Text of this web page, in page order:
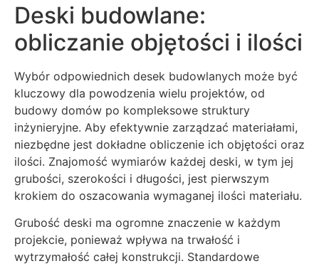
Deski budowlane:
obliczanie objętości i ilości
Wybór odpowiednich desek budowlanych może być
kluczowy dla powodzenia wielu projektów, od
budowy domów po kompleksowe struktury
inżynieryjne. Aby efektywnie zarządzać materiałami,
niezbędne jest dokładne obliczenie ich objętości oraz
ilości. Znajomość wymiarów każdej deski, w tym jej
grubości, szerokości i długości, jest pierwszym
krokiem do oszacowania wymaganej ilości materiału.
Grubość deski ma ogromne znaczenie w każdym
projekcie, ponieważ wpływa na trwałość i
wytrzymałość całej konstrukcji. Standardowe